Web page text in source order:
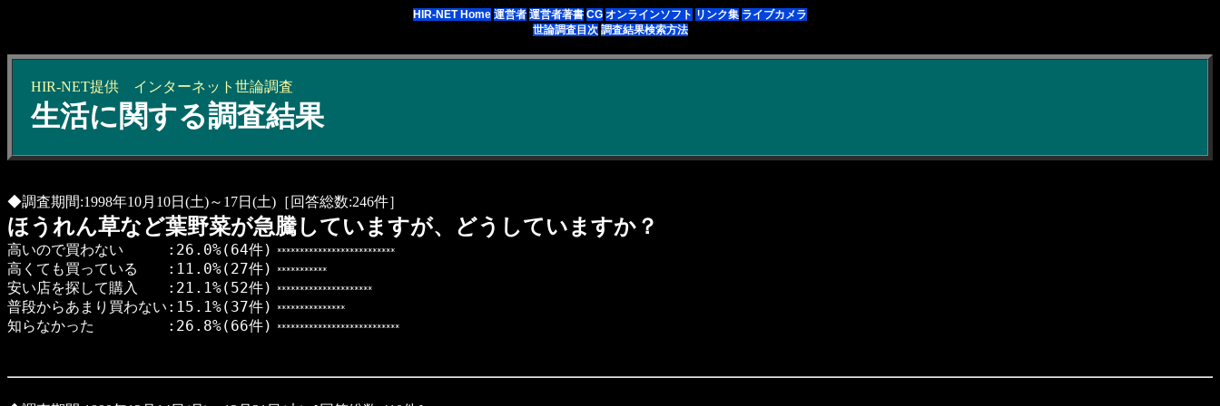
HIR-NET Home 運営者 運営者著書 CG オンラインソフト リンク集 ライブカメラ
世論調査目次 調査結果検索方法
HIR-NET提供 インターネット 世論調査
生活に関する調査結果
◆調査期間:1998年10月10日(土)～17日(土)［回答総数:246件］
ほうれん草など葉野菜が急騰していますが、どうしていますか？
高いので買わない :26.0%(64件) **************************
高くても買っている :11.0%(27件) ***********
安い店を探して購入 :21.1%(52件) *********************
普段からあまり買わない:15.1%(37件) ***************
知らなかった :26.8%(66件) ***************************